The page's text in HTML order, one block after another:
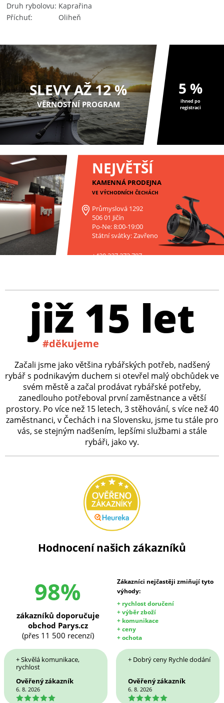
Druh rybolovu Kaprařina
Příchuť
Oliheň
SLEVY AŽ 12 %
VĚRNOSTNÍ PROGRAM
5 %
ihned po
registraci
NEJVĚTŠÍ
KAMENNÁ PRODEJNA
VE VÝCHODNÍCH ČECHÁCH
Průmyslová 1292
506 01 Jičín
Po-Ne: 8:00-19:00
Státní svátky: Zavřeno
+420 227 272 797
již 15 let
#děkujeme
Začali jsme jako většina rybářských potřeb, nadšený
rybář s podnikavým duchem si otevřel malý obchůdek ve
svém městě a začal prodávat rybářské potřeby,
zanedlouho potřeboval první zaměstnance a větší
prostory. Po více než 15 letech, 3 stěhování, s více než 40
zaměstnanci, v Čechách i na Slovensku, jsme tu stále pro
vás, se stejným nadšením, lepšími službami a stále
rybáři, jako vy.
Hodnocení našich zákazníků
98%
Zákazníci nejčastěji zmiňují tyto
výhody:
+ rychlost doručení
+ výběr zboží
+ komunikace
+ ceny
+ ochota
zákazníků doporučuje
obchod Parys.cz
(přes 11 500 recenzí)
+ Skvělá komunikace,
rychlost
Ověřený zákazník
6. 8. 2026
5
+ Dobrý ceny Rychle dodání
Ověřený zákazník
6. 8. 2026
5